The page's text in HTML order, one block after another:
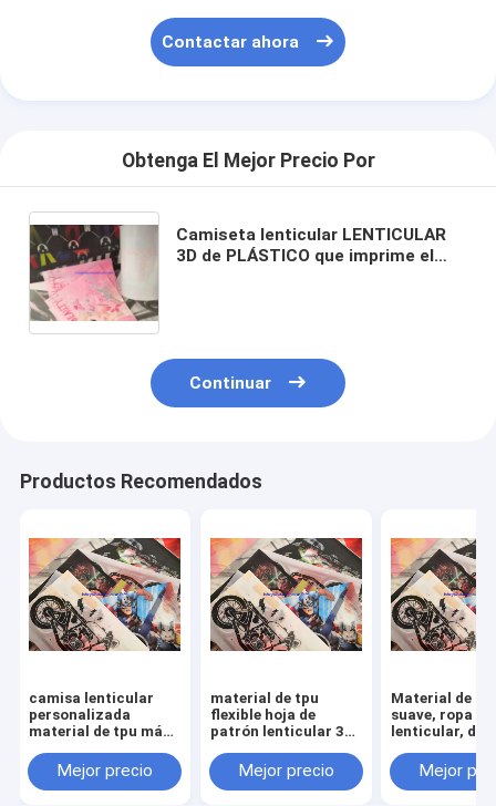
Contactar ahora
Obtenga El Mejor Precio Por
Camiseta lenticular LENTICULAR
3D de PLÁSTICO que imprime el
Continuar
Productos Recomendados
camisa lenticular
personalizada
material de tpu más
lenticular ropa textil
hojas de tela
Mejor precio
material de tpu
flexible hoja de
patrón lenticular 3d
de impresión de tela
para ropa de niños
Mejor precio
Material de
suave, ropa
lenticular,
hojas de tela
lenticular 3d
Mejor